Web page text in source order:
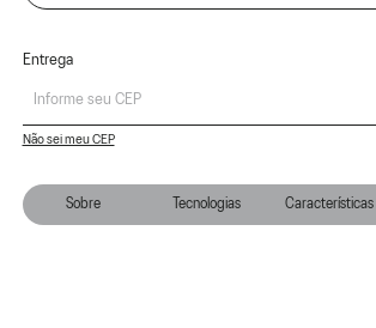
Sobre Tecnologias Características
Entrega
Não sei meu CEP